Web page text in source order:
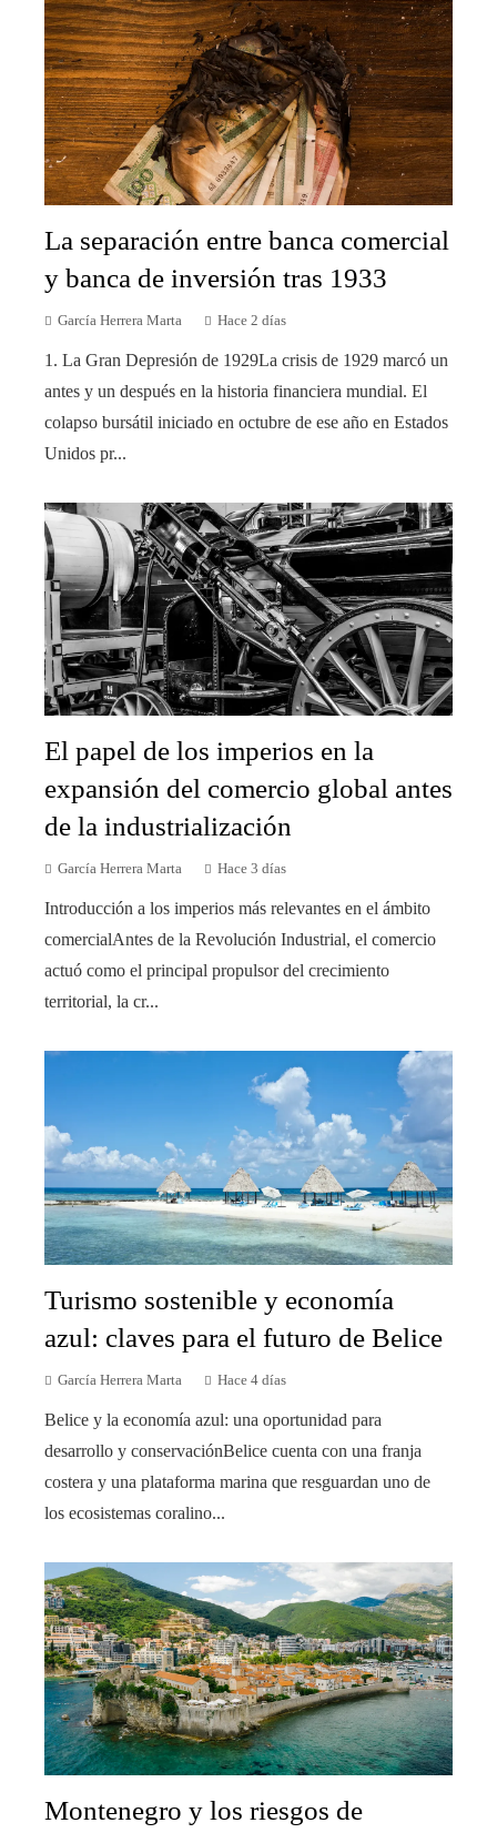
La separación entre banca comercial
y banca de inversión tras 1933
García Herrera Marta Hace 2 días
1. La Gran Depresión de 1929La crisis de 1929 marcó un
antes y un después en la historia financiera mundial. El
colapso bursátil iniciado en octubre de ese año en Estados
Unidos pr...
El papel de los imperios en la
expansión del comercio global antes
de la industrialización
García Herrera Marta Hace 3 días
Introducción a los imperios más relevantes en el ámbito
comercialAntes de la Revolución Industrial, el comercio
actuó como el principal propulsor del crecimiento
territorial, la cr...
Turismo sostenible y economía
azul: claves para el futuro de Belice
García Herrera Marta Hace 4 días
Belice y la economía azul: una oportunidad para
desarrollo y conservaciónBelice cuenta con una franja
costera y una plataforma marina que resguardan uno de
los ecosistemas coralino...
Montenegro y los riesgos de